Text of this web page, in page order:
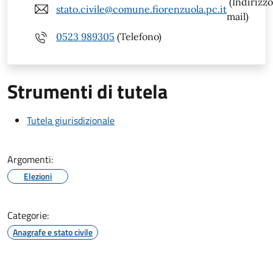
stato.civile@comune.fiorenzuola.pc.it
mail)
0523 989305 (Telefono)
Strumenti di tutela
Tutela giurisdizionale
Argomenti:
Elezioni
Categorie:
Anagrafe e stato civile